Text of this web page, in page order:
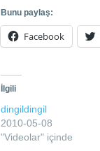
Bunu paylaş:
Facebook
İlgili
dingildingil
2010-05-08
"Videolar" içinde